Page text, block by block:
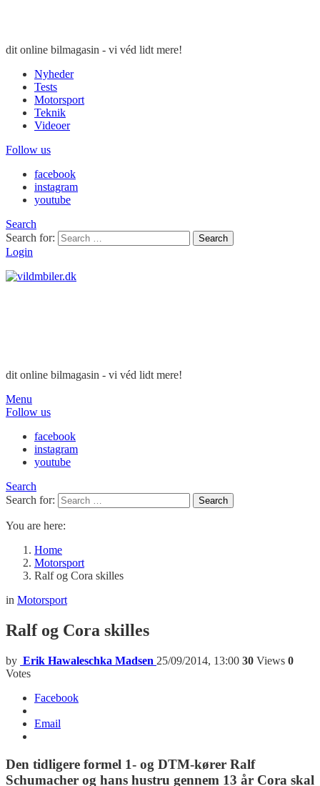
dit online bilmagasin - vi véd lidt mere!
Nyheder
Tests
Motorsport
Teknik
Videoer
Follow us
facebook
instagram
youtube
Search
Search for:
Search
Login
dit online bilmagasin - vi véd lidt mere!
Menu
Follow us
facebook
instagram
youtube
Search
Search for:
Search
You are here:
Home
Motorsport
Ralf og Cora skilles
in Motorsport
Ralf og Cora skilles
by Erik Hawaleschka Madsen 25/09/2014, 13:00 30 Views 0
Votes
Facebook
Email
Den tidligere formel 1- og DTM-kører Ralf
Schumacher og hans hustru gennem 13 år Cora skal